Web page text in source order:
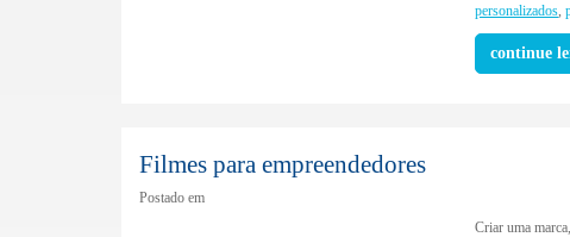
personalizados,
continue
Filmes para empreendedores
Postado em
Criar uma